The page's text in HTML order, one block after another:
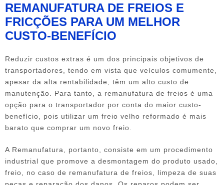
REMANUFATURA DE FREIOS E
FRICÇÕES PARA UM MELHOR
CUSTO-BENEFÍCIO
Reduzir custos extras é um dos principais objetivos de
transportadores, tendo em vista que veículos comumente,
apesar da alta rentabilidade, têm um alto custo de
manutenção. Para tanto, a remanufatura de freios é uma
opção para o transportador por conta do maior custo-
benefício, pois utilizar um freio velho reformado é mais
barato que comprar um novo freio.
A Remanufatura, portanto, consiste em um procedimento
industrial que promove a desmontagem do produto usado,
freio, no caso de remanufatura de freios , limpeza de suas